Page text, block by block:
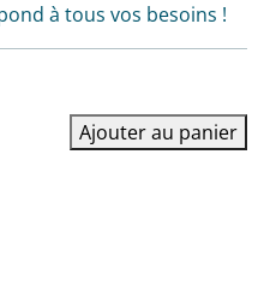
à tous vos besoins !
Ajouter au panier